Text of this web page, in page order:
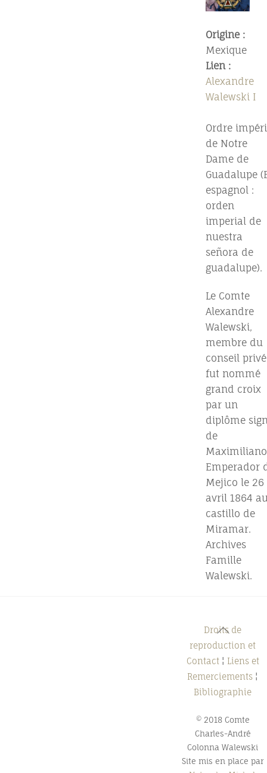
Origine :
Mexique
Lien :
Alexandre
Walewski I
Ordre
de Notre
Dame de
Guadalupe
espagnol :
orden
imperial de
nuestra
señora de
guadalupe).
Le Comte
Alexandre
Walewski,
membre du
conseil
fut nommé
grand croix
par un
diplôme
de
Maximiliano
Emperador
Mejico le 26
avril 1864
castillo de
Miramar.
Archives
Famille
Walewski.
Back
To
Top
Droits de
reproduction et
Contact¦ Liens et
Remerciements ¦
Bibliographie
© 2018 Comte
Charles-André
Colonna Walewski
Site mis en place par